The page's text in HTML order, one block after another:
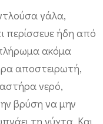
γάλα,
περίσσευε ήδη από
ακόμα
αποστειρωτή,
νερό,
βρύση να μην
τη νύχτα. Και